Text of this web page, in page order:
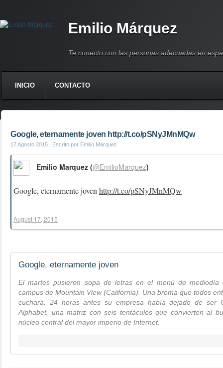
Emilio Márquez
Te conecto con las personas adecuadas en
INICIO CONTACTO
Google, eternamente joven http://t.co/pSNyJMnMQw
17 Agosto 2015 , Escrito por Emilio Marquez
Google, eternamente joven http://t.co/pSNyJMnMQw
Emilio Marquez (@EmilioMarquez)
August 17, 2015
Google, eternamente joven
El martes pusieron sopa de letras en el menú de mediodía
campus de Mountain View (California). Una broma que todos
cuchara. 24 horas antes su empresa había dejado de ser
Alphabet, una matriz con seis tentáculos que convierten al
núcleo central del mayor imperio de Internet.